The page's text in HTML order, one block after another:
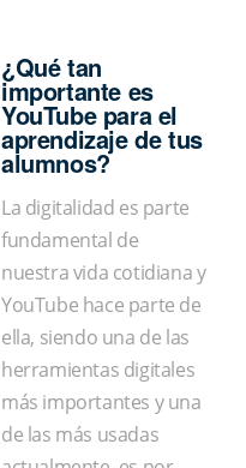
¿Qué tan
importante es
YouTube para el
aprendizaje de tus
alumnos?
La digitalidad es parte
fundamental de
nuestra vida cotidiana y
YouTube hace parte de
ella, siendo una de las
herramientas digitales
más importantes y una
de las más usadas